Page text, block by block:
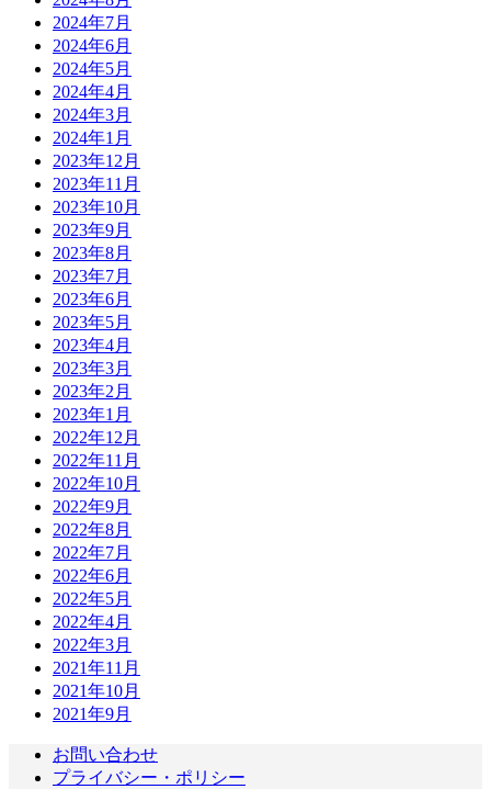
2024年7月
2024年6月
2024年5月
2024年4月
2024年3月
2024年1月
2023年12月
2023年11月
2023年10月
2023年9月
2023年8月
2023年7月
2023年6月
2023年5月
2023年4月
2023年3月
2023年2月
2023年1月
2022年12月
2022年11月
2022年10月
2022年9月
2022年8月
2022年7月
2022年6月
2022年5月
2022年4月
2022年3月
2021年11月
2021年10月
2021年9月
お問い合わせ
プライバシー・ポリシー